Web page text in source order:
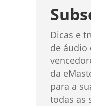
Dicas e
de áudio
da
para a
todas as